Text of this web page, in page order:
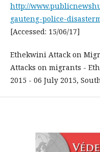
http://
gauteng-police-
[Accessed: 15/06/17]
Ethekwini Attack on
Attacks on migrants -
2015 - 06 July 2015,